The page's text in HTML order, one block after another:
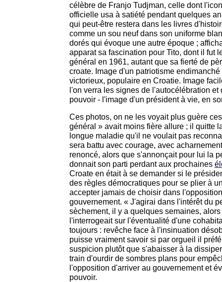
célèbre de Franjo Tudjman, celle dont
officielle usa à satiété pendant quelques
qui peut-être restera dans les livres
comme un sou neuf dans son uniforme
dorés qui évoque une autre époque ;
apparat sa fascination pour Tito, dont il fut
général en 1961, autant que sa fierté de
croate. Image d'un patriotisme
victorieux, populaire en Croatie. Image
l'on verra les signes de l'autocélébration et
pouvoir - l'image d'un président à vie, en
Ces photos, on ne les voyait plus guère
général » avait moins fière allure ; il quitte
longue maladie qu'il ne voulait pas
sera battu avec courage, avec
renoncé, alors que s'annonçait pour lui la
donnait son parti perdant aux prochaines
Croate en était à se demander si le
des règles démocratiques pour se plier à
accepter jamais de choisir dans
gouvernement. « J'agirai dans l'intérêt du
sèchement, il y a quelques semaines,
l'interrogeait sur l'éventualité d'une
toujours : revêche face à l'insinuation
puisse vraiment savoir si par orgueil il
suspicion plutôt que s'abaisser à la
train d'ourdir de sombres plans pour
l'opposition d'arriver au gouvernement et
pouvoir.